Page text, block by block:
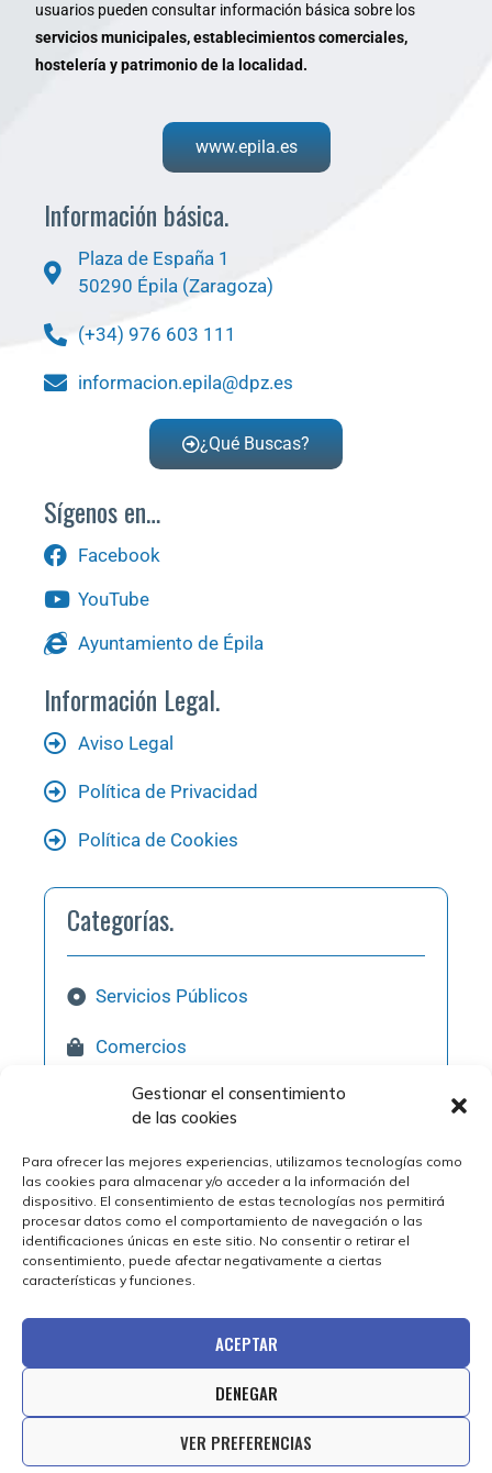
Gestionar el consentimiento
de las cookies
Para ofrecer las mejores experiencias, utilizamos tecnologías como
las cookies para almacenar y/o acceder a la información del
dispositivo. El consentimiento de estas tecnologías nos permitirá
procesar datos como el comportamiento de navegación o las
identificaciones únicas en este sitio. No consentir o retirar el
consentimiento, puede afectar negativamente a ciertas
características y funciones.
ACEPTAR
DENEGAR
VER PREFERENCIAS
usuarios pueden consultar información básica sobre los
servicios municipales, establecimientos comerciales,
hostelería y patrimonio de la localidad.
www.epila.es
Información básica.
Plaza de España 1
50290 Épila (Zaragoza)
(+34) 976 603 111
informacion.epila@dpz.es
¿Qué Buscas?
Sígenos en…
Facebook
YouTube
Ayuntamiento de Épila
Información Legal.
Aviso Legal
Política de Privacidad
Política de Cookies
Categorías.
Servicios Públicos
Comercios
Hostelería
Qué Visitar
© 2025 Ayuntamiento de Épila | Diseño web por
Estudio Digital MC Clic.